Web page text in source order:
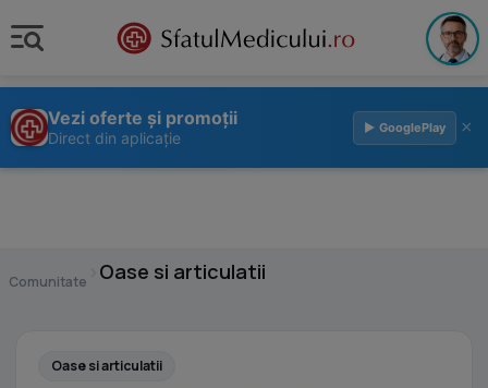
Vezi oferte și promoții
Direct din aplicație
▶ GooglePlay ×
Comunitate Oase si articulatii
Oase si articulatii